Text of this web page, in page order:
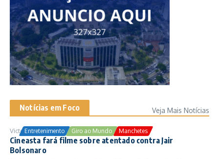
Notícias em Foco Veja Mais Notícias
Entretenimento Giro ao Mundo Manchetes
Victor Samuel 24/10/2025
Cineasta fará filme sobre atentado contra Jair
Bolsonaro